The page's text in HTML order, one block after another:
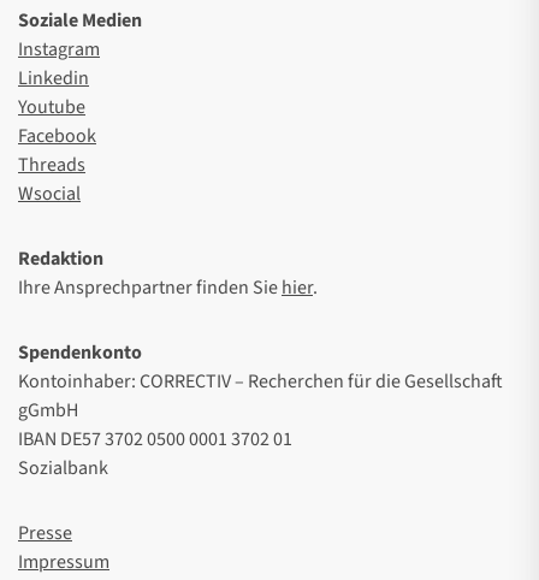
Soziale Medien
Instagram
Linkedin
Youtube
Facebook
Threads
Wsocial
Redaktion
Ihre Ansprechpartner finden Siehier.
Spendenkonto
Kontoinhaber: CORRECTIV – Recherchen für die Gesellschaft
gGmbH
IBAN DE57 3702 0500 0001 3702 01
Sozialbank
Presse
Impressum